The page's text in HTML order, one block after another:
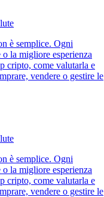
è semplice. Ogni
la migliore esperienza
cripto, come valutarla e
vendere o gestire le
è semplice. Ogni
la migliore esperienza
cripto, come valutarla e
vendere o gestire le